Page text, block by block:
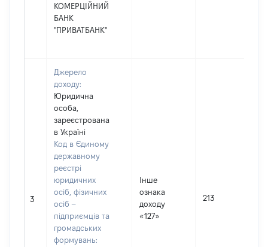
КОМЕРЦІЙНИЙ
БАНК
"ПРИВАТБАНК"
3
Джерело
доходу:
Юридична
особа,
зареєстрована
в Україні
Код в Єдиному
державному
реєстрі
юридичних
осіб, фізичних
осіб –
підприємців та
громадських
формувань:
Інше
ознака
доходу
«127»
213